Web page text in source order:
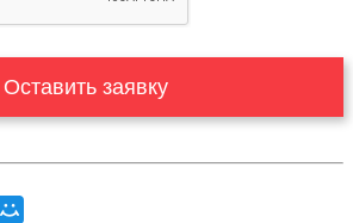
Оставить заявку